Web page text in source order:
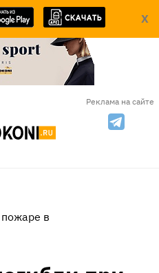
X
Реклама на сайте
в